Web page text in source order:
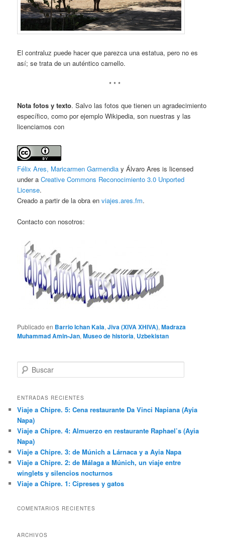
El contraluz puede hacer que parezca una estatua, pero no es
así; se trata de un auténtico camello.
* * *
Nota fotos y texto. Salvo las fotos que tienen un agradecimiento
específico, como por ejemplo Wikipedia, son nuestras y las
licenciamos con
Félix Ares, Maricarmen Garmendia y Álvaro Ares is licensed
under aCreative Commons Reconocimiento 3.0 Unported
License.
Creado a partir de la obra enviajes.ares.fm.
Contacto con nosotros:
Publicado en Barrio Ichan Kala,Jiva (XIVA XHIVA),Madraza
Muhammad Amin-Jan,Museo de historia, Uzbekistan
u
c
r
ENTRADAS RECIENTES
Viaje a Chipre. 5: Cena restaurante Da Vinci Napiana (Ayia
Napa)
Viaje a Chipre. 4: Almuerzo en restaurante Raphael’s (Ayia
Napa)
Viaje a Chipre. 3: de Múnich a Lárnaca y a Ayia Napa
Viaje a Chipre. 2: de Málaga a Múnich, un viaje entre
winglets y silencios nocturnos
Viaje a Chipre. 1: Cipreses y gatos
COMENTARIOS RECIENTES
ARCHIVOS